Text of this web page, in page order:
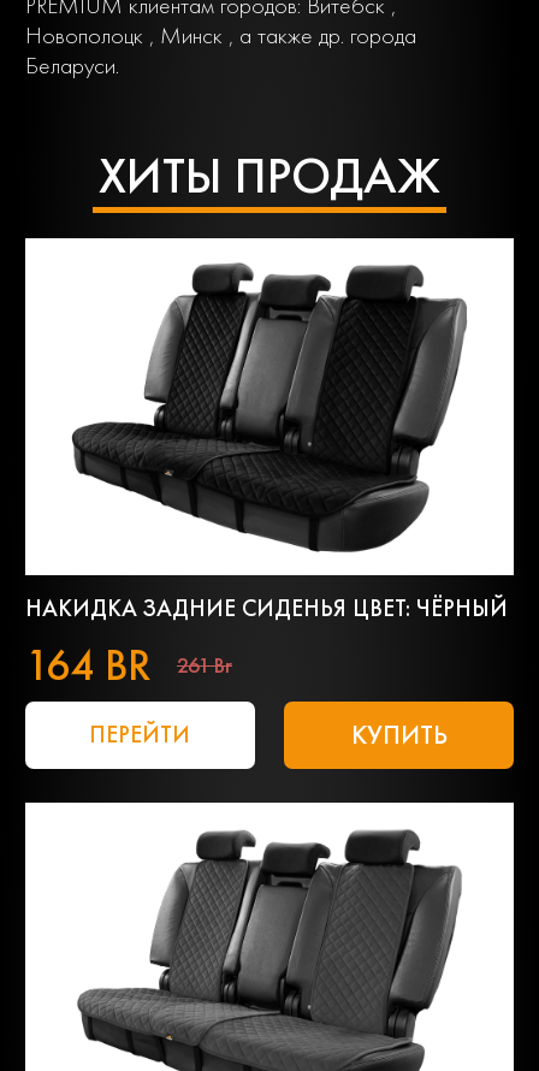
Новополоцк , Минск , а также др. города
Беларуси.
ХИТЫ ПРОДАЖ
НАКИДКА ЗАДНИЕ СИДЕНЬЯ ЦВЕТ: ЧЁРНЫЙ
164 BR 261 Br
ПЕРЕЙТИ КУПИТЬ